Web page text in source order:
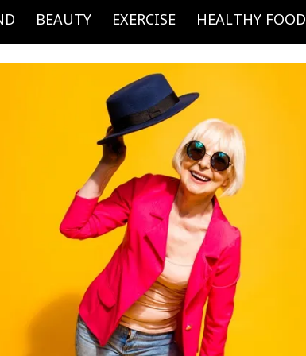
BEAUTY EXERCISE HEALTHY FOOD